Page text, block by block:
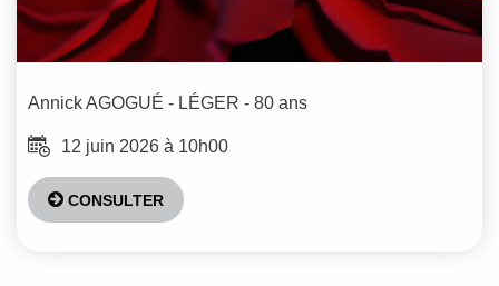
AnnickAGOGUÉ - LÉGER - 80 ans
12 juin 2026 à 10h00
CONSULTER